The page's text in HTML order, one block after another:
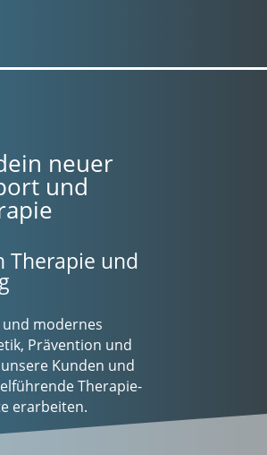
neuer
und
Therapie und
modernes
Prävention und
Kunden und
Therapie-
erarbeiten.